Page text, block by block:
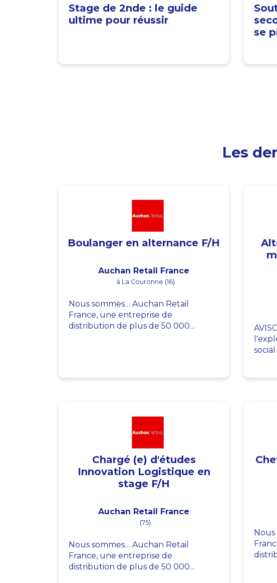
Stage de 2nde : le guide
ultime pour réussir
se
Les
Boulanger en alternance F/H
Auchan Retail France
à La Couronne (16)
Nous sommes… Auchan Retail
France, une entreprise de
distribution de plus de 50 000...
Chargé (e) d'études
Innovation Logistique en
stage F/H
Auchan Retail France
(75)
Nous sommes… Auchan Retail
France, une entreprise de
distribution de plus de 50 000...
Nous